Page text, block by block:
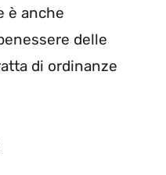
è anche
delle
di ordinanze